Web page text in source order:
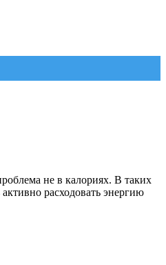
не в калориях. В таких
расходовать энергию